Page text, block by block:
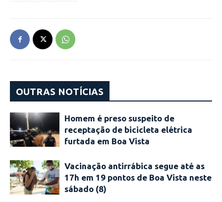
OUTRAS NOTÍCIAS
Homem é preso suspeito de
receptação de bicicleta elétrica
furtada em Boa Vista
Vacinação antirrábica segue até as
17h em 19 pontos de Boa Vista neste
sábado (8)